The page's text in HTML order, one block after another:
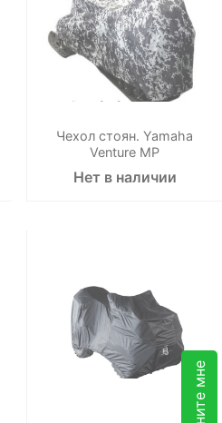
Чехол стоян. Yamaha
Venture MP
Нет в наличии